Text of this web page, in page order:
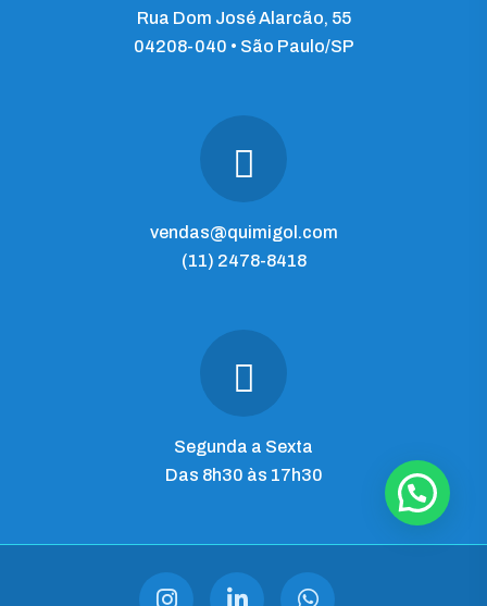
Rua Dom José Alarcão, 55
04208-040 • São Paulo/SP
vendas@quimigol.com
(11) 2478-8418
Segunda a Sexta
Das 8h30 às 17h30